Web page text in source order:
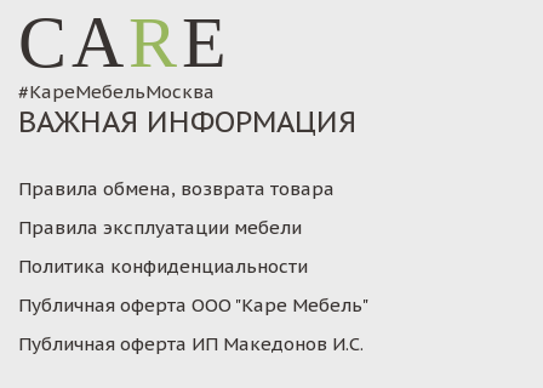
CARE
#КареМебельМосква
ВАЖНАЯ ИНФОРМАЦИЯ
Правила обмена, возврата товара
Правила эксплуатации мебели
Политика конфиденциальности
Публичная оферта ООО "Каре Мебель"
Публичная оферта ИП Македонов И.С.